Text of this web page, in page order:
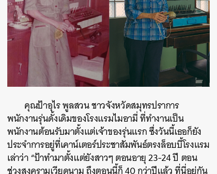
คุณป้าอุไร พูลสวน ชาวจังหวัดสมุทรปราการ
พนักงานรุ่นดั้งเดิมของโรงแรมไมอามี่ ที่ทำงานเป็น
พนักงานต้อนรับมาตั้งแต่เจ้าของรุ่นแรก ซึ่งวันนี้เธอก็ยัง
ประจำการอยู่ที่เคาน์เตอร์ประชาสัมพันธ์ตรงล็อบบี้โรงแรม
เล่าว่า “ป้าทำมาตั้งแต่ยังสาวๆ ตอนอายุ 23-24 ปี ตอน